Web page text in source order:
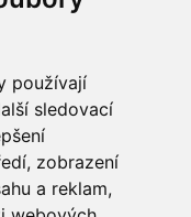
používají
sledovací
zobrazení
a reklam,
TYANO